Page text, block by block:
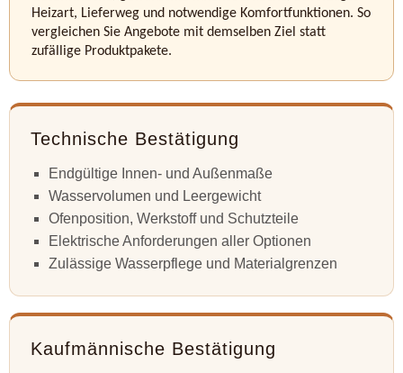
Heizart, Lieferweg und notwendige Komfortfunktionen. So
vergleichen Sie Angebote mit demselben Ziel statt
zufällige Produktpakete.
Technische Bestätigung
Endgültige Innen- und Außenmaße
Wasservolumen und Leergewicht
Ofenposition, Werkstoff und Schutzteile
Elektrische Anforderungen aller Optionen
Zulässige Wasserpflege und Materialgrenzen
Kaufmännische Bestätigung